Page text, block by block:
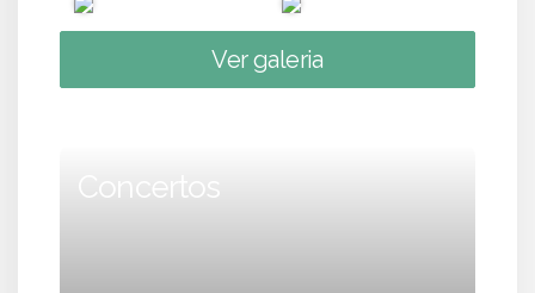
Ver galeria
Concertos